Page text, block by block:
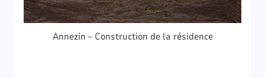
Annezin – Construction de la résidence